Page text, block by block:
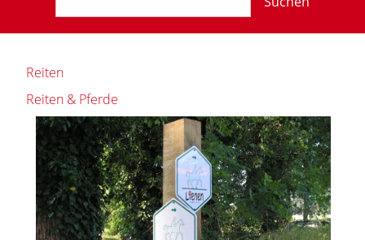
Reiten
Reiten & Pferde